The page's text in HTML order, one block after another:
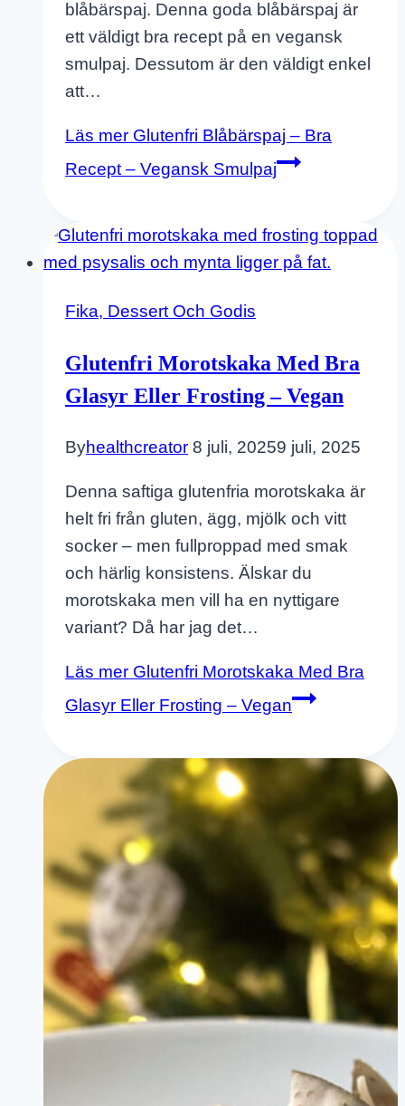
blåbärspaj. Denna goda blåbärspaj är
ett väldigt bra recept på en vegansk
smulpaj. Dessutom är den väldigt enkel
att…
Läs mer Glutenfri Blåbärspaj – Bra
Recept – Vegansk Smulpaj
Fika, Dessert Och Godis
Glutenfri Morotskaka Med Bra
Glasyr Eller Frosting – Vegan
Byhealthcreator 8 juli, 20259 juli, 2025
Denna saftiga glutenfria morotskaka är
helt fri från gluten, ägg, mjölk och vitt
socker – men fullproppad med smak
och härlig konsistens. Älskar du
morotskaka men vill ha en nyttigare
variant? Då har jag det…
Läs mer Glutenfri Morotskaka Med Bra
Glasyr Eller Frosting – Vegan